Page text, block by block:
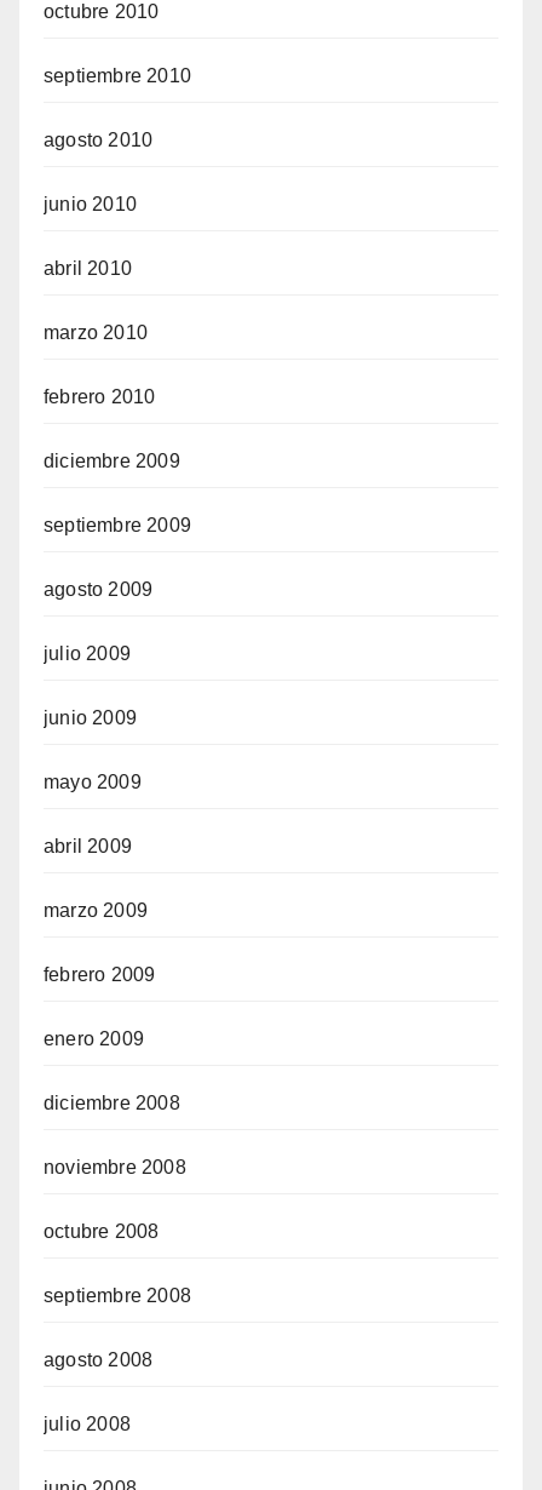
octubre 2010
septiembre 2010
agosto 2010
junio 2010
abril 2010
marzo 2010
febrero 2010
diciembre 2009
septiembre 2009
agosto 2009
julio 2009
junio 2009
mayo 2009
abril 2009
marzo 2009
febrero 2009
enero 2009
diciembre 2008
noviembre 2008
octubre 2008
septiembre 2008
agosto 2008
julio 2008